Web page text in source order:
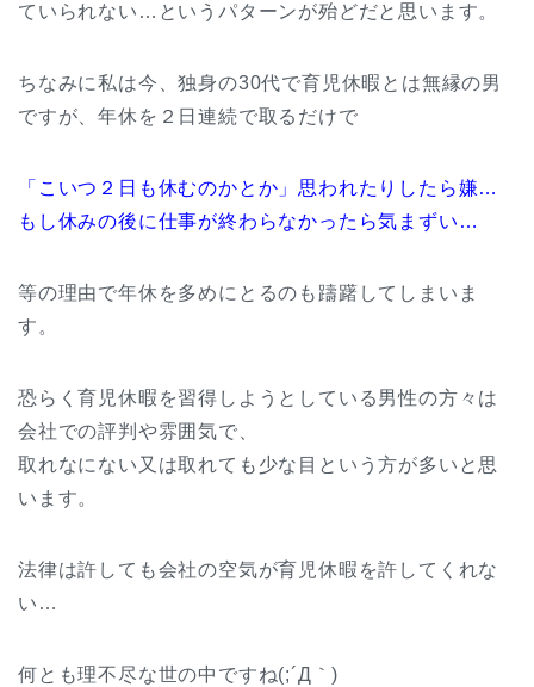
ていられない…というパターンが殆どだと思います。
ちなみに私は今、独身の30代で育児休暇とは無縁の男
ですが、年休を２日連続で取るだけで
「こいつ２日も休むのかとか」思われたりしたら嫌…
もし休みの後に仕事が終わらなかったら気まずい…
等の理由で年休を多めにとるのも躊躇してしまいま
す。
恐らく育児休暇を習得しようとしている男性の方々は
会社での評判や雰囲気で、
取れなにない又は取れても少な目という方が多いと思
います。
法律は許しても会社の空気が育児休暇を許してくれな
い…
何とも理不尽な世の中ですね(;´Д｀)